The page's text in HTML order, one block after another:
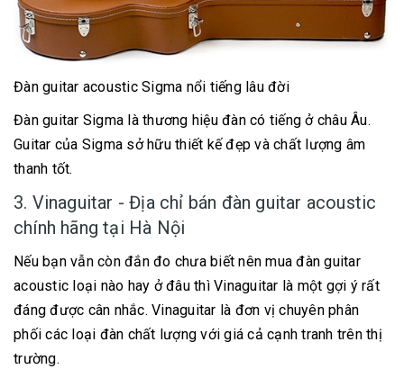
Đàn guitar acoustic Sigma nổi tiếng lâu đời
Đàn guitar Sigma là thương hiệu đàn có tiếng ở châu Âu.
Guitar của Sigma sở hữu thiết kế đẹp và chất lượng âm
thanh tốt.
3. Vinaguitar - Địa chỉ bán đàn guitar acoustic
chính hãng tại Hà Nội
Nếu bạn vẫn còn đắn đo chưa biết nên mua đàn guitar
acoustic loại nào hay ở đâu thì Vinaguitar là một gợi ý rất
đáng được cân nhắc. Vinaguitar là đơn vị chuyên phân
phối các loại đàn chất lượng với giá cả cạnh tranh trên thị
trường.